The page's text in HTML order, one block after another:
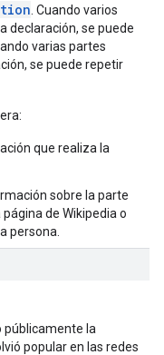
. Cuando varios
declaración, se puede
varias partes
se puede repetir
que realiza la
sobre la parte
de Wikipedia o
persona.
públicamente la
popular en las redes